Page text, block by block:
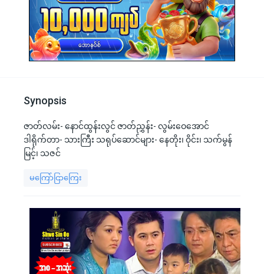
Synopsis
ဇာတ်လမ်း- နောင်ထွန်းလွင် ဇာတ်ညွှန်း- လွမ်းဝေအောင်
ဒါရိုက်တာ- သားကြီး သရုပ်ဆောင်များ- နေတိုး၊ ၀ိုင်း၊ သက်မွန်
မြင့်၊ သဇင်
မကြော်ငြာကြေး